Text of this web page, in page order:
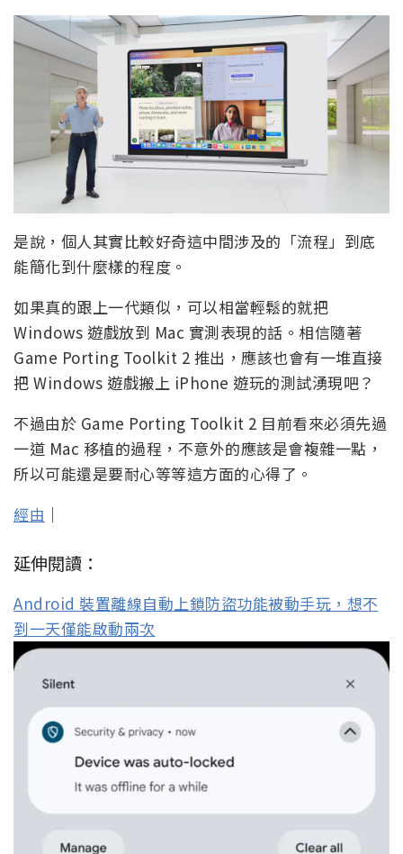
是說，個人其實比較好奇這中間涉及的「流程」到底
能簡化到什麼樣的程度。
如果真的跟上一代類似，可以相當輕鬆的就把
Windows 遊戲放到 Mac 實測表現的話。相信隨著
Game Porting Toolkit 2 推出，應該也會有一堆直接
把 Windows 遊戲搬上 iPhone 遊玩的測試湧現吧？
不過由於 Game Porting Toolkit 2 目前看來必須先過
一道 Mac 移植的過程，不意外的應該是會複雜一點，
所以可能還是要耐心等等這方面的心得了。
經由 ｜
延伸閱讀：
Android 裝置離線自動上鎖防盜功能被動手玩，想不
到一天僅能啟動兩次